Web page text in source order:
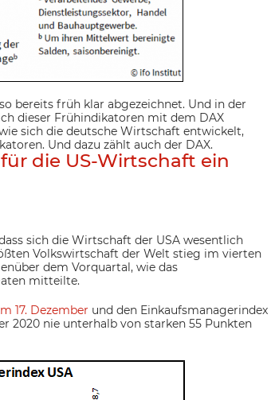
bereits früh klar abgezeichnet. Und in der
dieser Frühindikatoren mit dem DAX
sich die deutsche Wirtschaft entwickelt,
Und dazu zählt auch der DAX.
die US-Wirtschaft ein
sich die Wirtschaft der USA wesentlich
Volkswirtschaft der Welt stieg im vierten
dem Vorquartal, wie das
mitteilte.
17. Dezember und den Einkaufsmanagerindex
2020 nie unterhalb von starken 55 Punkten